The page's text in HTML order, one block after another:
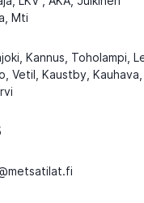
Mti
Kannus, Toholampi,
Vetil, Kaustby, Kauhava,